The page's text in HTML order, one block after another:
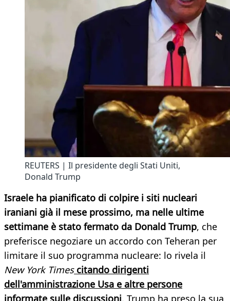
REUTERS | Il presidente degli Stati Uniti,
Donald Trump
Israele ha pianificato di colpire i siti nucleari
iraniani già il mese prossimo, ma nelle ultime
settimane è stato fermato da Donald Trump, che
preferisce negoziare un accordo con Teheran per
limitare il suo programma nucleare: lo rivela il
New York Timescitando dirigenti
dell'amministrazione Usa e altre persone
informate sulle discussioni. Trump ha preso la sua